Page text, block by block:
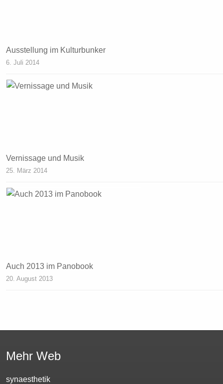
Ausstellung im Kulturbunker
6. Juli 2014
Vernissage und Musik
25. März 2014
Auch 2013 im Panobook
20. August 2013
Mehr Web
synaesthetik